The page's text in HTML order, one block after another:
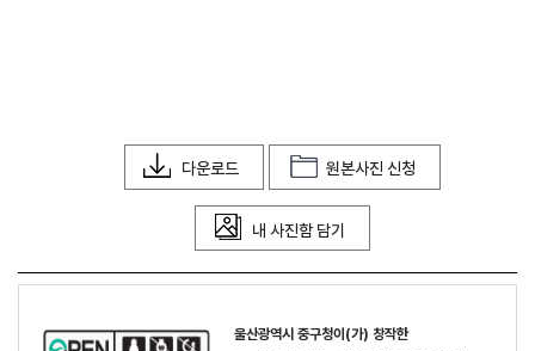
다운로드 원본사진 신청
내 사진함 담기
울산광역시 중구청이(가) 창작한